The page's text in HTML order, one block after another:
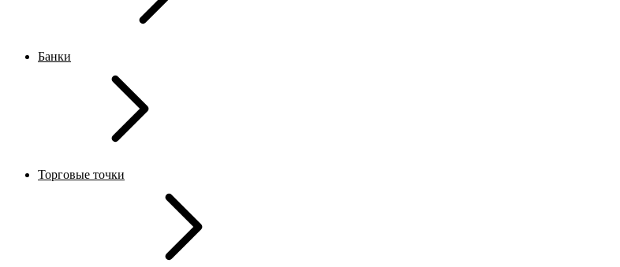
Банки
Торговые точки